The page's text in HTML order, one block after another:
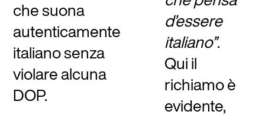
che suona
autenticamente
italiano senza
violare alcuna
DOP.
d’essere
italiano”.
Qui il
richiamo è
evidente,